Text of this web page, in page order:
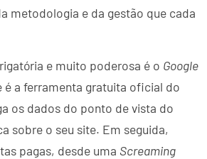
metodologia e da gestão que cada
e muito poderosa é o Google
é a ferramenta gratuita oficial do
os dados do ponto de vista do
sobre o seu site. Em seguida,
pagas, desde uma Screaming